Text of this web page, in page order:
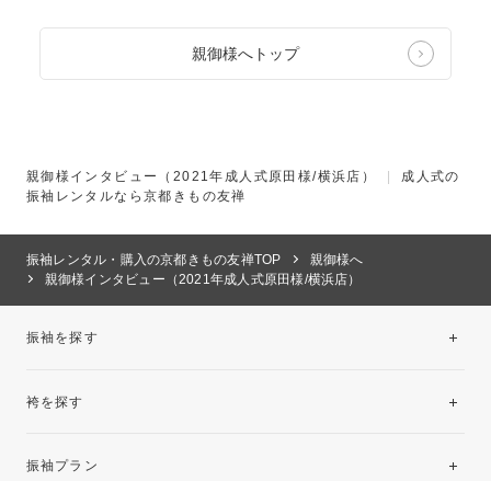
親御様へトップ
親御様インタビュー（2021年成人式原田様/横浜店）
成人式の
振袖レンタルなら京都きもの友禅
振袖レンタル・購入の京都きもの友禅TOP
親御様へ
親御様インタビュー（2021年成人式原田様/横浜店）
振袖を探す
袴を探す
振袖プラン